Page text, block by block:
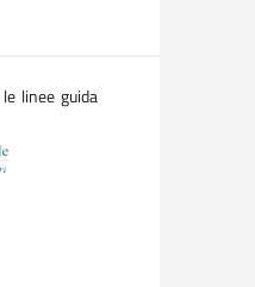
linee guida